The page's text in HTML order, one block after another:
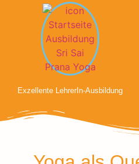
Exzellente LehrerIn-Ausbildung